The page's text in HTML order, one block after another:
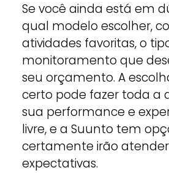
Se você ainda está em
qual modelo escolher,
atividades favoritas, o
monitoramento que
seu orçamento. A
certo pode fazer toda a
sua performance e
livre, e a Suunto tem
certamente irão
expectativas.